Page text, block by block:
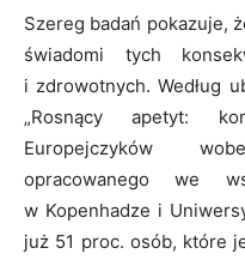
Szereg badań pokazuje,
świadomi tych
i zdrowotnych. Według
„Rosnący apetyt:
Europejczyków
opracowanego we
w Kopenhadze i
już 51 proc. osób, które